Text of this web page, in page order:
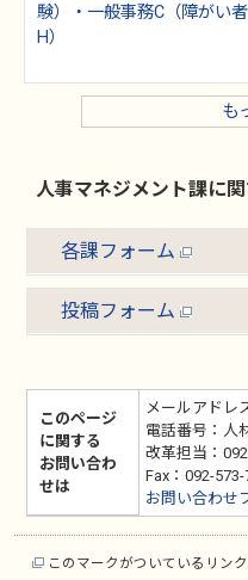
験）・一般事務C（障がい
H）
も
人事マネジメント課に
各課フォーム
投稿フォーム
このページ
に関する
お問い合わ
せは
メールアドレ
電話番号：人
改革担当：
Fax：092-573-
お問い合わせ
このマークがついているリン